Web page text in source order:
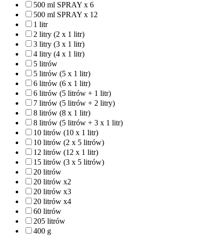
500 ml SPRAY x 6
500 ml SPRAY x 12
1 litr
2 litry (2 x 1 litr)
3 litry (3 x 1 litr)
4 litry (4 x 1 litr)
5 litrów
5 litrów (5 x 1 litr)
6 litrów (6 x 1 litr)
6 litrów (5 litrów + 1 litr)
7 litrów (5 litrów + 2 litry)
8 litrów (8 x 1 litr)
8 litrów (5 litrów + 3 x 1 litr)
10 litrów (10 x 1 litr)
10 litrów (2 x 5 litrów)
12 litrów (12 x 1 litr)
15 litrów (3 x 5 litrów)
20 litrów
20 litrów x2
20 litrów x3
20 litrów x4
60 litrów
205 litrów
400 g